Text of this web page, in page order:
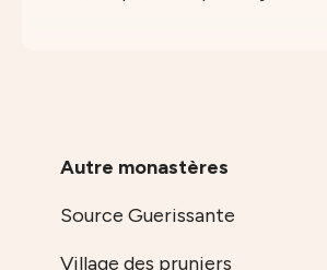
Autre monastères
Source Guerissante
Village des pruniers